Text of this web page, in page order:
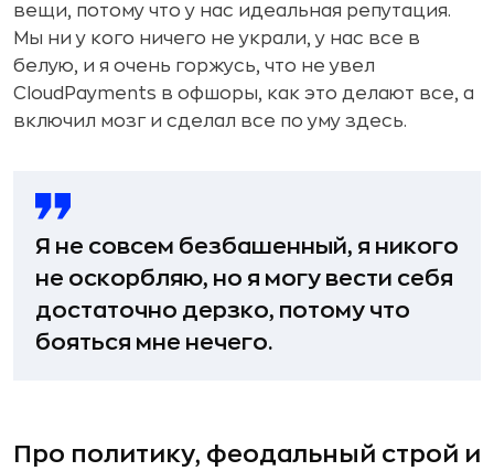
вещи, потому что у нас идеальная репутация.
Мы ни у кого ничего не украли, у нас все в
белую, и я очень горжусь, что не увел
CloudPayments в офшоры, как это делают все, а
включил мозг и сделал все по уму здесь.
Я не совсем безбашенный, я никого
не оскорбляю, но я могу вести себя
достаточно дерзко, потому что
бояться мне нечего.
Про политику, феодальный строй и